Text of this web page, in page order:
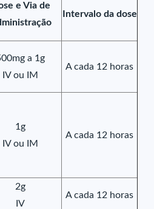
e Via de
Intervalo da dose
a 1g
IV ou IM
A cada 12 horas
1g
IV ou IM
A cada 12 horas
2g
IV
A cada 12 horas